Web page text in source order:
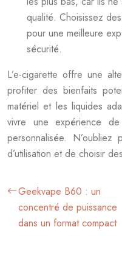
qualité. Choisissez
pour une meilleure
sécurité.
L’e-cigarette offre une
profiter des bienfaits
matériel et les liquides
vivre une expérience
personnalisée.
d’utilisation et de choisir
Geekvape B60 : un
concentré de puissance
dans un format compact